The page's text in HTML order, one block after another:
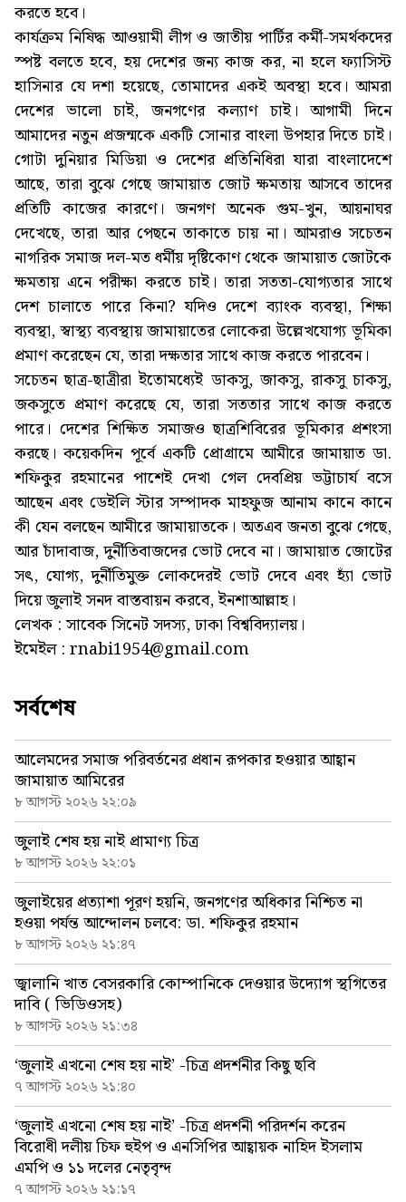
করতে হবে।
কার্যক্রম নিষিদ্ধ আওয়ামী লীগ ও জাতীয় পার্টির কর্মী-সমর্থকদের
স্পষ্ট বলতে হবে, হয় দেশের জন্য কাজ কর, না হলে ফ্যাসিস্ট
হাসিনার যে দশা হয়েছে, তোমাদের একই অবস্থা হবে। আমরা
দেশের ভালো চাই, জনগণের কল্যাণ চাই। আগামী দিনে
আমাদের নতুন প্রজন্মকে একটি সোনার বাংলা উপহার দিতে চাই।
গোটা দুনিয়ার মিডিয়া ও দেশের প্রতিনিধিরা যারা বাংলাদেশে
আছে, তারা বুঝে গেছে জামায়াত জোট ক্ষমতায় আসবে তাদের
প্রতিটি কাজের কারণে। জনগণ অনেক গুম-খুন, আয়নাঘর
দেখেছে, তারা আর পেছনে তাকাতে চায় না। আমরাও সচেতন
নাগরিক সমাজ দল-মত ধর্মীয় দৃষ্টিকোণ থেকে জামায়াত জোটকে
ক্ষমতায় এনে পরীক্ষা করতে চাই। তারা সততা-যোগ্যতার সাথে
দেশ চালাতে পারে কিনা? যদিও দেশে ব্যাংক ব্যবস্থা, শিক্ষা
ব্যবস্থা, স্বাস্থ্য ব্যবস্থায় জামায়াতের লোকেরা উল্লেখযোগ্য ভূমিকা
প্রমাণ করেছেন যে, তারা দক্ষতার সাথে কাজ করতে পারবেন।
সচেতন ছাত্র-ছাত্রীরা ইতোমধ্যেই ডাকসু, জাকসু, রাকসু চাকসু,
জকসুতে প্রমাণ করেছে যে, তারা সততার সাথে কাজ করতে
পারে। দেশের শিক্ষিত সমাজও ছাত্রশিবিরের ভূমিকার প্রশংসা
করছে। কয়েকদিন পূর্বে একটি প্রোগ্রামে আমীরে জামায়াত ডা.
শফিকুর রহমানের পাশেই দেখা গেল দেবপ্রিয় ভট্টাচার্য বসে
আছেন এবং ডেইলি স্টার সম্পাদক মাহফুজ আনাম কানে কানে
কী যেন বলছেন আমীরে জামায়াতকে। অতএব জনতা বুঝে গেছে,
আর চাঁদাবাজ, দুর্নীতিবাজদের ভোট দেবে না। জামায়াত জোটের
সৎ, যোগ্য, দুর্নীতিমুক্ত লোকদেরই ভোট দেবে এবং হ্যাঁ ভোট
দিয়ে জুলাই সনদ বাস্তবায়ন করবে, ইনশাআল্লাহ।
লেখক : সাবেক সিনেট সদস্য, ঢাকা বিশ্ববিদ্যালয়।
ইমেইল : rnabi1954@gmail.com
সর্বশেষ
আলেমদের সমাজ পরিবর্তনের প্রধান রূপকার হওয়ার আহ্বান
জামায়াত আমিরের
৮ আগস্ট ২০২৬ ২২:০৯
জুলাই শেষ হয় নাই প্রামাণ্য চিত্র
৮ আগস্ট ২০২৬ ২২:০১
জুলাইয়ের প্রত্যাশা পূরণ হয়নি, জনগণের অধিকার নিশ্চিত না
হওয়া পর্যন্ত আন্দোলন চলবে: ডা. শফিকুর রহমান
৮ আগস্ট ২০২৬ ২১:৪৭
জ্বালানি খাত বেসরকারি কোম্পানিকে দেওয়ার উদ্যোগ স্থগিতের
দাবি ( ভিডিওসহ)
৮ আগস্ট ২০২৬ ২১:৩৪
‘জুলাই এখনো শেষ হয় নাই’ -চিত্র প্রদর্শনীর কিছু ছবি
৭ আগস্ট ২০২৬ ২১:৪০
‘জুলাই এখনো শেষ হয় নাই’ -চিত্র প্রদর্শনী পরিদর্শন করেন
বিরোধী দলীয় চিফ হুইপ ও এনসিপির আহ্বায়ক নাহিদ ইসলাম
এমপি ও ১১ দলের নেতৃবৃন্দ
৭ আগস্ট ২০২৬ ২১:১৭